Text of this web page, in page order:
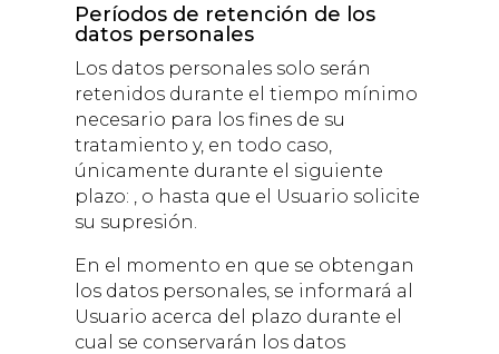
Períodos de retención de los
datos personales
Los datos personales solo serán
retenidos durante el tiempo mínimo
necesario para los fines de su
tratamiento y, en todo caso,
únicamente durante el siguiente
plazo: , o hasta que el Usuario solicite
su supresión.
En el momento en que se obtengan
los datos personales, se informará al
Usuario acerca del plazo durante el
cual se conservarán los datos